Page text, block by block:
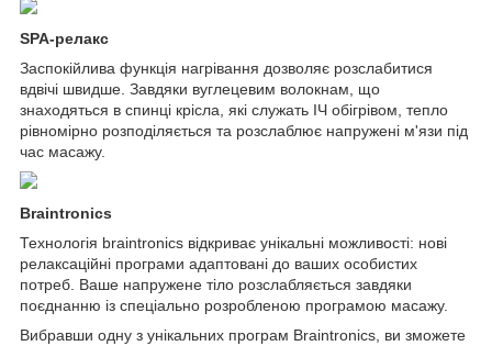
SPA-релакс
Заспокійлива функція нагрівання дозволяє розслабитися
вдвічі швидше. Завдяки вуглецевим волокнам, що
знаходяться в спинці крісла, які служать ІЧ обігрівом, тепло
рівномірно розподіляється та розслаблює напружені м'язи під
час масажу.
Braintronics
Технологія braintronics відкриває унікальні можливості: нові
релаксаційні програми адаптовані до ваших особистих
потреб. Ваше напружене тіло розслабляється завдяки
поєднанню із спеціально розробленою програмою масажу.
Вибравши одну з унікальних програм Braintronics, ви зможете